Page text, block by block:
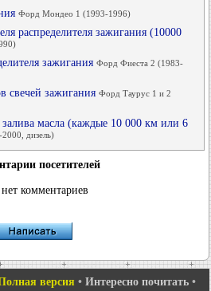
Форд Мондео 1 (1993-1996)
распределителя зажигания (10000
зажигания Форд Фиеста 2 (1983-
свечей зажигания Форд Таурус 1 и 2
масла (каждые 10 000 км или 6
дизель)
посетителей
комментариев
версия • Интересно почитать •